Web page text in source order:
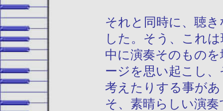
それと同時に、聴
した。そう、これ
中に演奏そのもの
ージを思い起こし
考えたりする事が
そ、素晴らしい演